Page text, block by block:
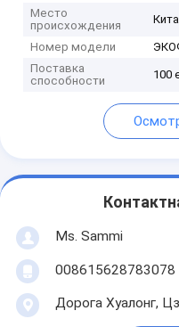
Место
происхождения
Номер модели
Поставка
способности
100
Ms. Sammi
008615628783078
Дорога Хуалонг,